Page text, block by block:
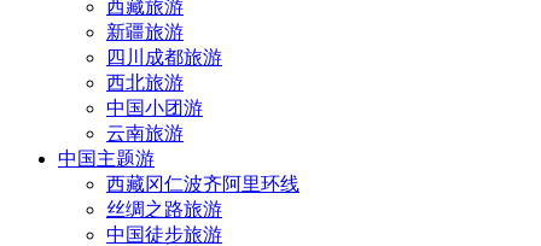
西藏旅游
新疆旅游
四川成都旅游
西北旅游
中国小团游
云南旅游
中国主题游
西藏冈仁波齐阿里环线
丝绸之路旅游
中国徒步旅游